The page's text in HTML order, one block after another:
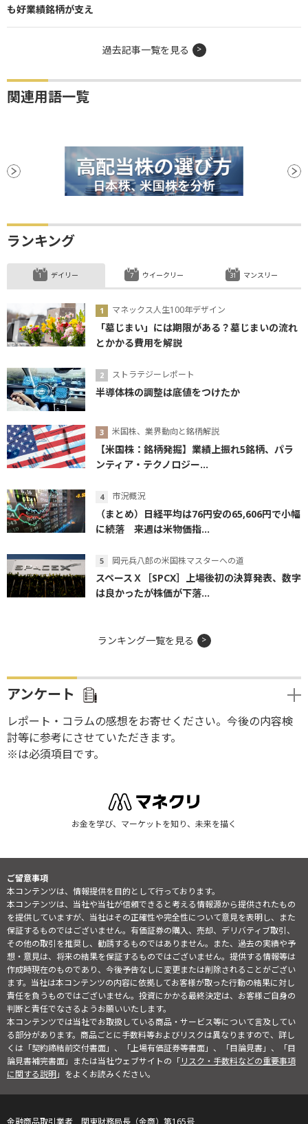
も好業績銘柄が支え
過去記事一覧を見る
関連用語一覧
ランキング
デイリー
マネックス人生100年デザイン
「墓じまい」には期限がある？墓じまいの流れ
とかかる費用を解説
ストラテジーレポート
半導体株の調整は底値をつけたか
米国株、業界動向と銘柄解説
【米国株：銘柄発掘】業績上振れ5銘柄、パラ
ンティア・テクノロジー...
市況概況
（まとめ）日経平均は76円安の65,606円で小幅
に続落 来週は米物価指...
岡元兵八郎の米国株マスターへの道
スペースＸ［SPCX］上場後初の決算発表、数字
は良かったが株価が下落...
ウイークリー マンスリー
ランキング一覧を見る
アンケート
レポート・コラムの感想をお寄せください。今後の内容検
討等に参考にさせていただきます。
※は必須項目です。
お金を学び、マーケットを知り、未来を描く
ご留意事項
本コンテンツは、情報提供を目的として行っております。
本コンテンツは、当社や当社が信頼できると考える情報源から提供されたもの
を提供していますが、当社はその正確性や完全性について意見を表明し、また
保証するものではございません。有価証券の購入、売却、デリバティブ取引、
その他の取引を推奨し、勧誘するものではありません。また、過去の実績や予
想・意見は、将来の結果を保証するものではございません。提供する情報等は
作成時現在のものであり、今後予告なしに変更または削除されることがござい
ます。当社は本コンテンツの内容に依拠してお客様が取った行動の結果に対し
責任を負うものではございません。投資にかかる最終決定は、お客様ご自身の
判断と責任でなさるようお願いいたします。
本コンテンツでは当社でお取扱している商品・サービス等について言及してい
る部分があります。商品ごとに手数料等およびリスクは異なりますので、詳し
くは「契約締結前交付書面」、「上場有価証券等書面」、「目論見書」、「目
論見書補完書面」または当社ウェブサイトの「リスク・手数料などの重要事項
に関する説明」をよくお読みください。